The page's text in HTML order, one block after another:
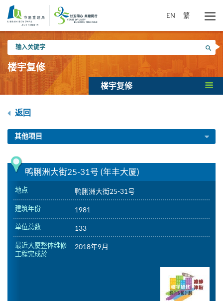
内
EN 繁
入
关
键
搜寻
楼宇复修
楼宇复修
返回
其他项目
鸭脷洲大街25-31号 (年丰大厦)
地点 鸭脷洲大街25-31号
建筑年份 1981
单位总数 133
最近大厦整体维修
工程完成於
2018年9月